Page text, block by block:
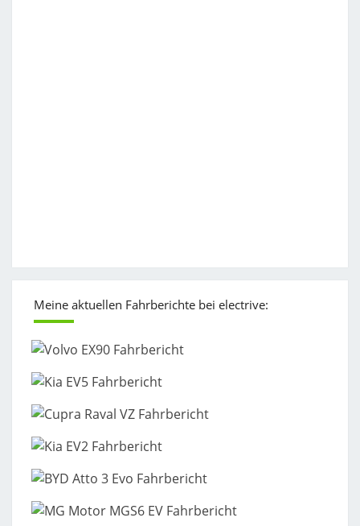
Meine aktuellen Fahrberichte bei electrive: